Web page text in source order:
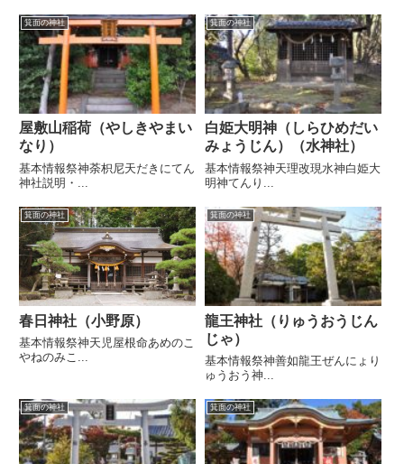
箕面の神社
屋敷山稲荷（やしきやまい
なり）
基本情報祭神荼枳尼天だきにてん
神社説明・...
箕面の神社
白姫大明神（しらひめだい
みょうじん）（水神社）
基本情報祭神天理改現水神白姫大
明神てんり...
箕面の神社
春日神社（小野原）
基本情報祭神天児屋根命あめのこ
やねのみこ...
箕面の神社
龍王神社（りゅうおうじん
じゃ）
基本情報祭神善如龍王ぜんにょり
ゅうおう神...
箕面の神社 箕面の神社